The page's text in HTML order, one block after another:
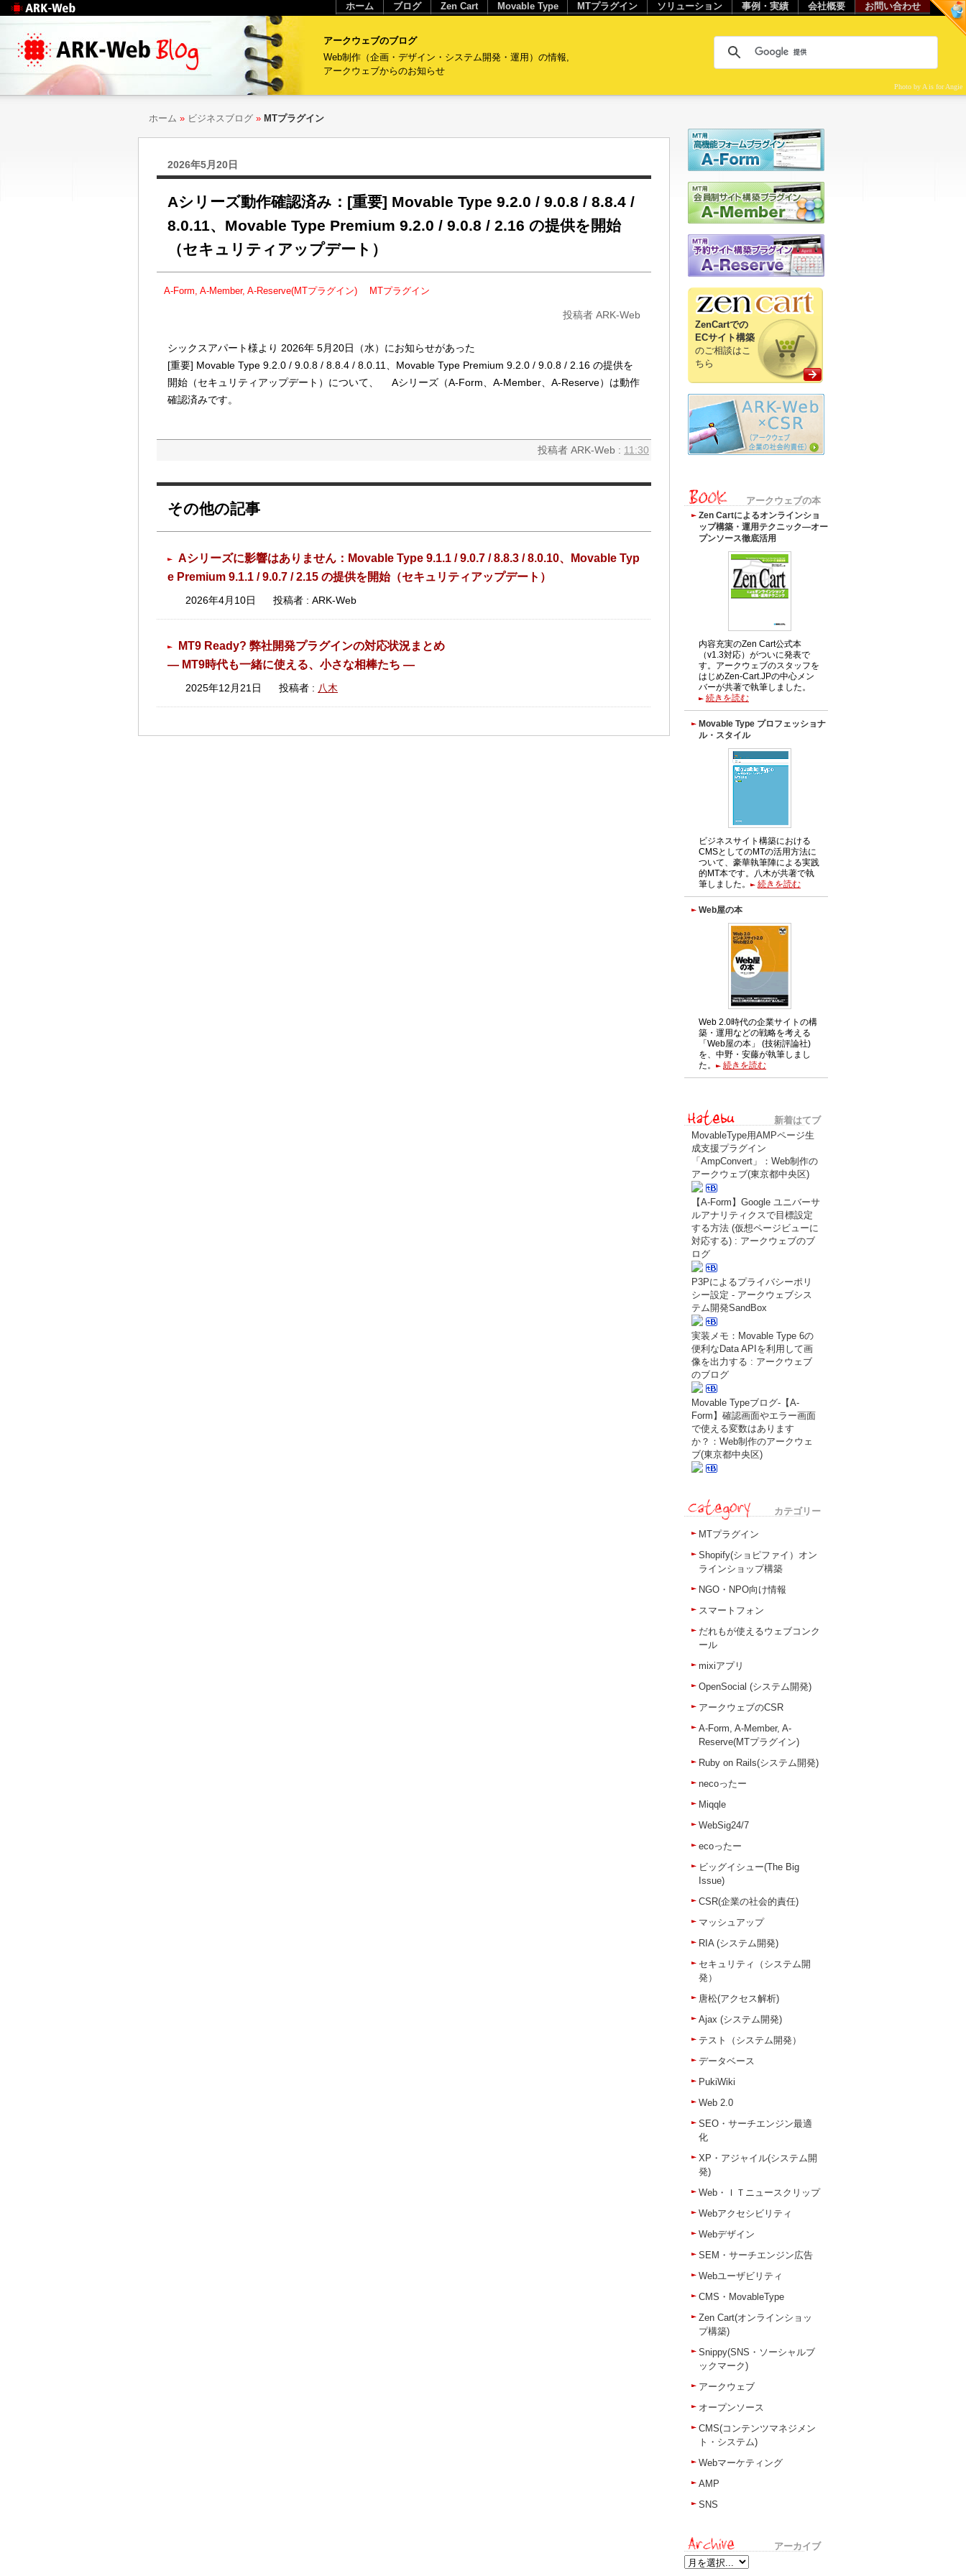
アークウェブのブログ
Web制作（企画・デザイン・システム開発・運用）の情報,
アークウェブからのお知らせ
ホーム » ビジネスブログ » MTプラグイン
2026年5月20日
Aシリーズ動作確認済み：[重要] Movable Type 9.2.0 / 9.0.8 / 8.8.4 /
8.0.11、Movable Type Premium 9.2.0 / 9.0.8 / 2.16 の提供を開始
（セキュリティアップデート）
A-Form, A-Member, A-Reserve(MTプラグイン) MTプラグイン
投稿者 ARK-Web
シックスアパート様より 2026年 5月20日（水）にお知らせがあった
[重要] Movable Type 9.2.0 / 9.0.8 / 8.8.4 / 8.0.11、Movable Type Premium 9.2.0 / 9.0.8 / 2.16 の提供を
開始（セキュリティアップデート）について、 Aシリーズ（A-Form、A-Member、A-Reserve）は動作
確認済みです。
投稿者 ARK-Web : 11:30
その他の記事
Aシリーズに影響はありません：Movable Type 9.1.1 / 9.0.7 / 8.8.3 / 8.0.10、Movable Typ
e Premium 9.1.1 / 9.0.7 / 2.15 の提供を開始（セキュリティアップデート）
2026年4月10日 投稿者 : ARK-Web
MT9 Ready? 弊社開発プラグインの対応状況まとめ
― MT9時代も一緒に使える、小さな相棒たち ―
2025年12月21日 投稿者 : 八木
ZenCartでの
ECサイト構築
のご相談はこ
ちら
アークウェブの本
Zen Cartによるオンラインショ
ップ構築・運用テクニック―オー
プンソース徹底活用
内容充実のZen Cart公式本
（v1.3対応）がついに発表で
す。アークウェブのスタッフを
はじめZen-Cart.JPの中心メン
バーが共著で執筆しました。
続きを読む
Movable Type プロフェッショナ
ル・スタイル
ビジネスサイト構築における
CMSとしてのMTの活用方法に
ついて、豪華執筆陣による実践
的MT本です。八木が共著で執
筆しました。
続きを読む
Web屋の本
Web 2.0時代の企業サイトの構
築・運用などの戦略を考える
「Web屋の本」 (技術評論社)
を、中野・安藤が執筆しまし
た。
続きを読む
新着はてブ
MovableType用AMPページ生
成支援プラグイン
「AmpConvert」：Web制作の
アークウェブ(東京都中央区)
【A-Form】Google ユニバーサ
ルアナリティクスで目標設定
する方法 (仮想ページビューに
対応する) : アークウェブのブ
ログ
P3Pによるプライバシーポリ
シー設定 - アークウェブシス
テム開発SandBox
実装メモ：Movable Type 6の
便利なData APIを利用して画
像を出力する : アークウェブ
のブログ
Movable Typeブログ-【A-
Form】確認画面やエラー画面
で使える変数はあります
か？：Web制作のアークウェ
ブ(東京都中央区)
カテゴリー
MTプラグイン
Shopify(ショピファイ）オン
ラインショップ構築
NGO・NPO向け情報
スマートフォン
だれもが使えるウェブコンク
ール
mixiアプリ
OpenSocial (システム開発)
アークウェブのCSR
A-Form, A-Member, A-
Reserve(MTプラグイン)
Ruby on Rails(システム開発)
necoったー
Miqqle
WebSig24/7
ecoったー
ビッグイシュー(The Big
Issue)
CSR(企業の社会的責任)
マッシュアップ
RIA (システム開発)
セキュリティ（システム開
発）
唐松(アクセス解析)
Ajax (システム開発)
テスト（システム開発）
データベース
PukiWiki
Web 2.0
SEO・サーチエンジン最適
化
XP・アジャイル(システム開
発)
Web・ＩＴニュースクリップ
Webアクセシビリティ
Webデザイン
SEM・サーチエンジン広告
Webユーザビリティ
CMS・MovableType
Zen Cart(オンラインショッ
プ構築)
Snippy(SNS・ソーシャルブ
ックマーク)
アークウェブ
オープンソース
CMS(コンテンツマネジメン
ト・システム)
Webマーケティング
AMP
SNS
アーカイブ
ホーム ブログ Zen Cart Movable Type MTプラグイン ソリューション 事例・実績 会社概要 お問い合わせ
Photo by A is for Angie